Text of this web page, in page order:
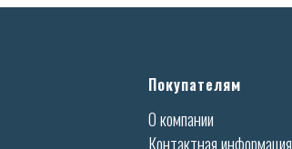
Покупателям
О компании
Контактная информация